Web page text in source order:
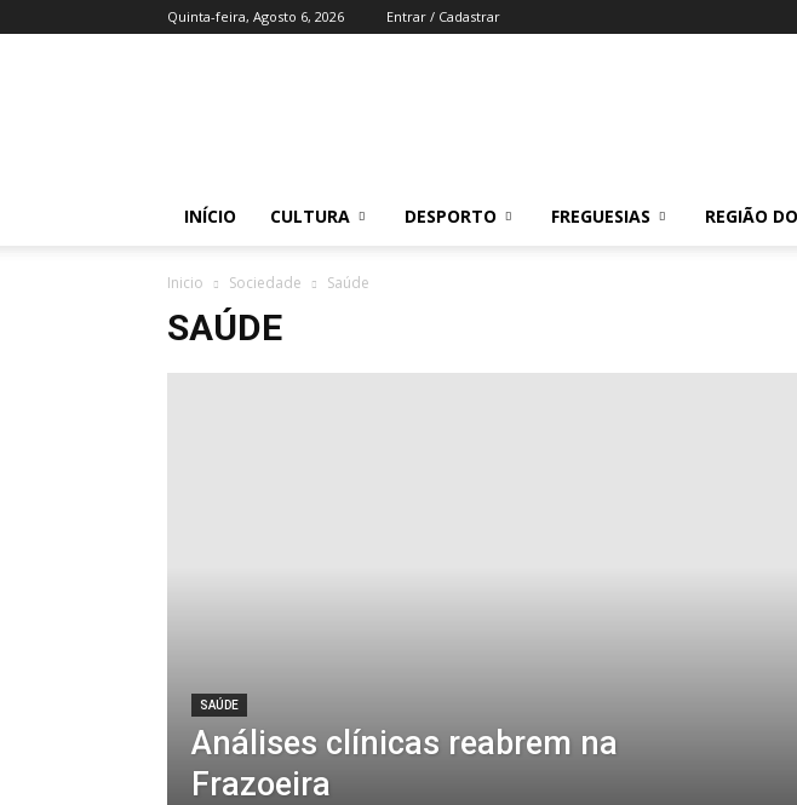
Quinta-feira, Agosto 6, 2026 Entrar / Cadastrar
INÍCIO CULTURA DESPORTO FREGUESIAS REGIÃO
Inicio Sociedade Saúde
SAÚDE
SAÚDE
Análises clínicas reabrem na
Frazoeira